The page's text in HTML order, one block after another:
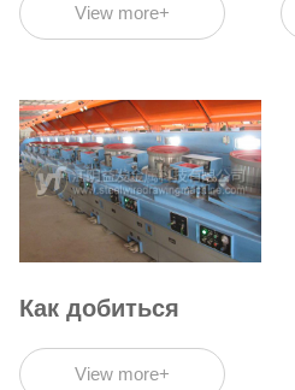
машины волочения
проволоки и
View more+
Как добиться
волочильной
View more+